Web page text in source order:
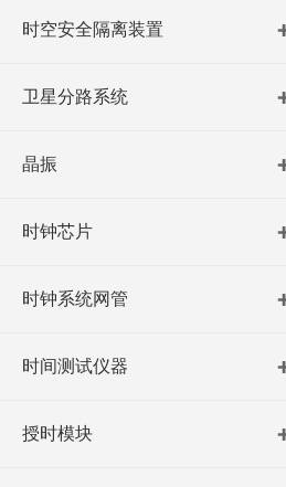
时空安全隔离装置
卫星分路系统
晶振
时钟芯片
时钟系统网管
时间测试仪器
授时模块